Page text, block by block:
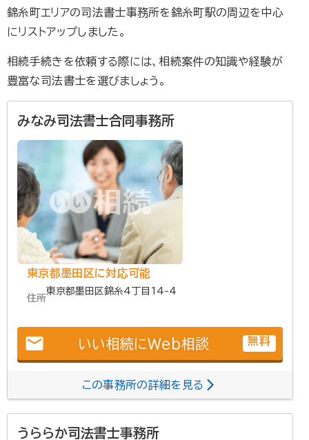
錦糸町エリアの司法書士事務所を錦糸町駅の周辺を中心
にリストアップしました。
相続手続きを依頼する際には、相続案件の知識や経験が
豊富な司法書士を選びましょう。
みなみ司法書士合同事務所
東京都墨田区に対応可能
住所
東京都墨田区錦糸4丁目14-4
email いい相続にWeb相談 無料
この事務所の詳細を見る
うららか司法書士事務所